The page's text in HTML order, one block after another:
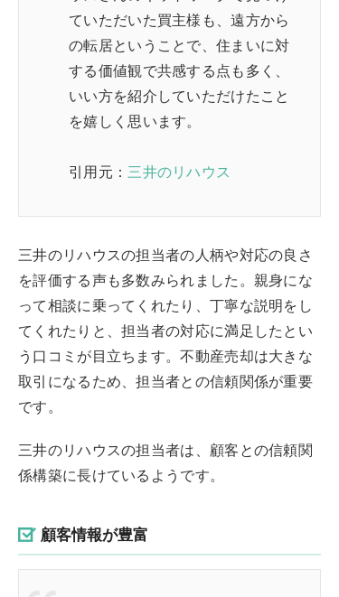
ていただいた買主様も、遠方から
の転居ということで、住まいに対
する価値観で共感する点も多く、
いい方を紹介していただけたこと
を嬉しく思います。
引用元：三井のリハウス
三井のリハウスの担当者の人柄や対応の良さ
を評価する声も多数みられました。親身にな
って相談に乗ってくれたり、丁寧な説明をし
てくれたりと、担当者の対応に満足したとい
う口コミが目立ちます。不動産売却は大きな
取引になるため、担当者との信頼関係が重要
です。
三井のリハウスの担当者は、顧客との信頼関
係構築に長けているようです。
顧客情報が豊富